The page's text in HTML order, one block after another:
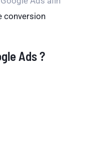
conversion
Ads ?